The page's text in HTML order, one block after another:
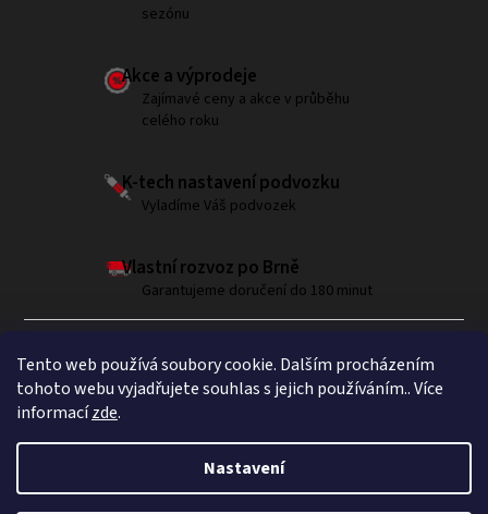
Tento web používá soubory cookie. Dalším procházením
tohoto webu vyjadřujete souhlas s jejich používáním.. Více
informacízde.
Nastavení
sezónu
Akce a výprodeje
Zajímavé ceny a akce v průběhu
celého roku
K-tech nastavení podvozku
Vyladíme Váš podvozek
Vlastní rozvoz po Brně
Garantujeme doručení do 180 minut
Copyright 2026Brumla.com. Všechna práva vyhrazena.